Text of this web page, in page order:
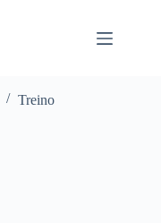
Treino